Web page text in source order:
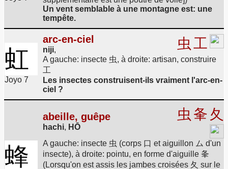
Un vent semblable à une montagne est: une
tempête.
虹
Joyo 7
arc-en-ciel
niji, 虫 工
A gauche: insecte 虫, à droite: artisan, construire
工
Les insectes construisent-ils vraiment l'arc-en-
ciel ?
蜂
abeille, guêpe
hachi, HŌ
虫 夆 夂
A gauche: insecte 虫 (corps 口 et aiguillon ム d'un
insecte), à droite: pointu, en forme d'aiguille 夆
(Lorsqu'on est assis les jambes croisées 夂 sur le